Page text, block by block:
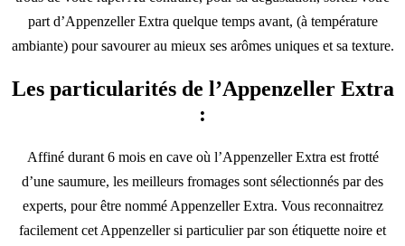
part d’Appenzeller Extra quelque temps avant, (à température
ambiante) pour savourer au mieux ses arômes uniques et sa texture.
Les particularités de l’Appenzeller Extra
:
Affiné durant 6 mois en cave où l’Appenzeller Extra est frotté
d’une saumure, les meilleurs fromages sont sélectionnés par des
experts, pour être nommé Appenzeller Extra. Vous reconnaitrez
facilement cet Appenzeller si particulier par son étiquette noire et